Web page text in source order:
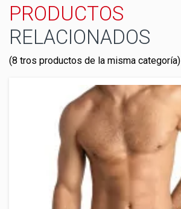
PRODUCTOS
RELACIONADOS
(8 tros productos de la misma categoría)